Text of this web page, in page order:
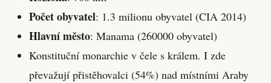
Počet obyvatel: 1.3 milionu obyvatel (CIA 2014)
Hlavní město: Manama (260000 obyvatel)
Konstituční monarchie v čele s králem. I zde
převažují přistěhovalci (54%) nad místními Araby